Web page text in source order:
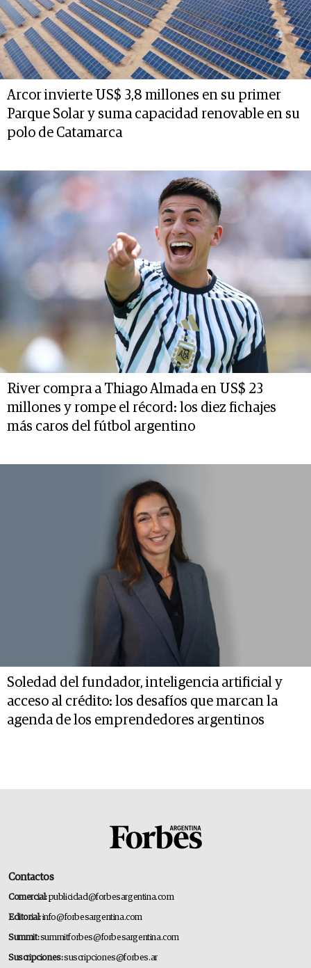
Arcor invierte US$ 3,8 millones en su primer
Parque Solar y suma capacidad renovable en su
polo de Catamarca
River compra a Thiago Almada en US$ 23
millones y rompe el récord: los diez fichajes
más caros del fútbol argentino
Soledad del fundador, inteligencia artificial y
acceso al crédito: los desafíos que marcan la
agenda de los emprendedores argentinos
Contactos
Comercial:publicidad@forbesargentina.com
Editorial:info@forbesargentina.com
Summit:summitforbes@forbesargentina.com
Suscripciones:suscripciones@forbes.ar